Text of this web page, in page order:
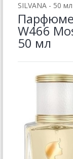
SILVANA - 50 мл
W466
50 мл